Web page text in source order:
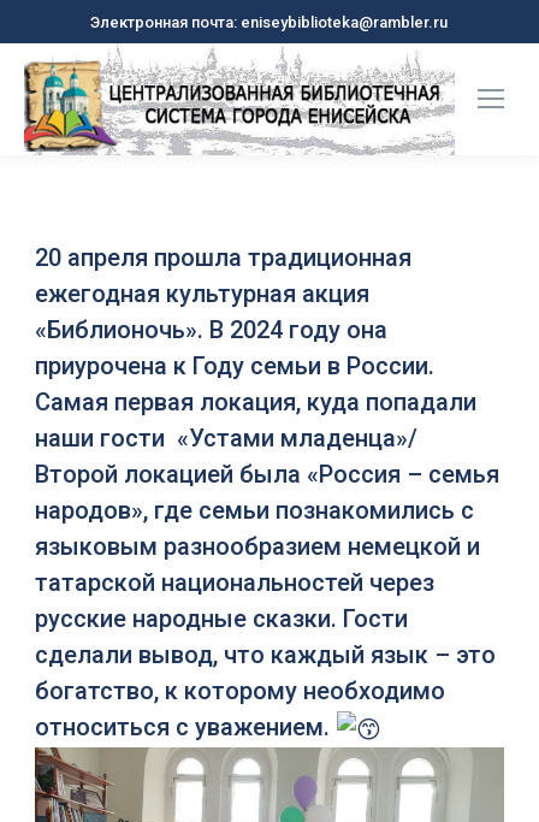
Электронная почта: eniseybiblioteka@rambler.ru
20 апреля прошла традиционная
ежегодная культурная акция
«Библионочь». В 2024 году она
приурочена к Году семьи в России.
Самая первая локация, куда попадали
наши гости «Устами младенца»/
Второй локацией была «Россия – семья
народов», где семьи познакомились с
языковым разнообразием немецкой и
татарской национальностей через
русские народные сказки. Гости
сделали вывод, что каждый язык – это
богатство, к которому необходимо
относиться с уважением.